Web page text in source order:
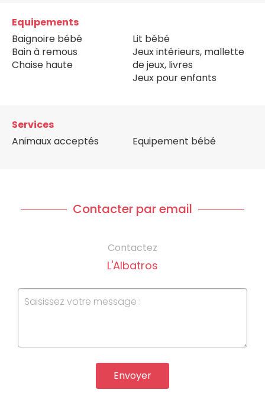
Equipements
Baignoire bébé
Bain à remous
Chaise haute
Lit bébé
Jeux intérieurs, mallette
de jeux, livres
Jeux pour enfants
Services
Animaux acceptés
Equipement bébé
Contacter par email
Contactez
L'Albatros
Envoyer